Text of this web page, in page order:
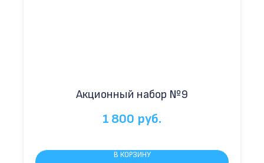
Акционный набор №9
1 800 руб.
В КОРЗИНУ